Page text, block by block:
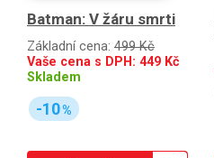
Batman: V žáru smrti
Základní cena: 499 Kč
Vaše cena s DPH: 449 Kč
Skladem
-10%